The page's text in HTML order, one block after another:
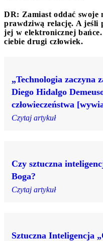
DR: Zamiast oddać swoje
prawdziwą relację. A jeśli
jej w elektronicznej
ciebie drugi człowiek.
„Technologia zaczyna
Diego Hidalgo
człowieczeństwa
Czytaj artykuł
Czy sztuczna
Boga?
Czytaj artykuł
Sztuczna Inteligencja